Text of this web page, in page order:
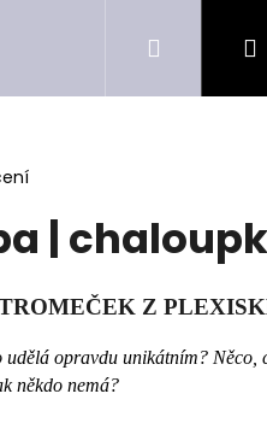
|
Z
udělá opravdu unikátním? Něco,
někdo nemá?